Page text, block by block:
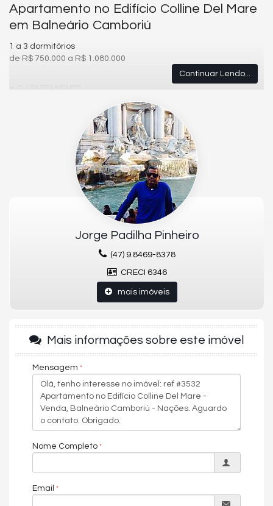
Apartamento no Edifício Colline Del Mare
em Balneário Camboriú
1 a 3 dormitórios
de R$ 750.000 a R$ 1.080.000
O APARTAMENTO
Acabamento em gesso
Aquecimento a Gás
Infraestrutura para água quente
EMPREENDIMENTO
Bicicletário
Brinquedoteca
Circuito Tv
Elevador
Estar Social
Hall de entrada decorado e mobiliado
Interfone
Medidores de água, luz e gás individuais
Piscina
Piscina adulta
Sala de jogos
Continuar Lendo...
Jorge Padilha Pinheiro
(47) 9.8469-8378
CRECI 6346
mais imóveis
Mais informações sobre este imóvel
Mensagem
Nome Completo
Email